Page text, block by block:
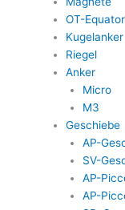
OT-
Kugelanker
Riegel
Anker
Micro
M3
Geschiebe
AP-
SV-
AP-
AP-